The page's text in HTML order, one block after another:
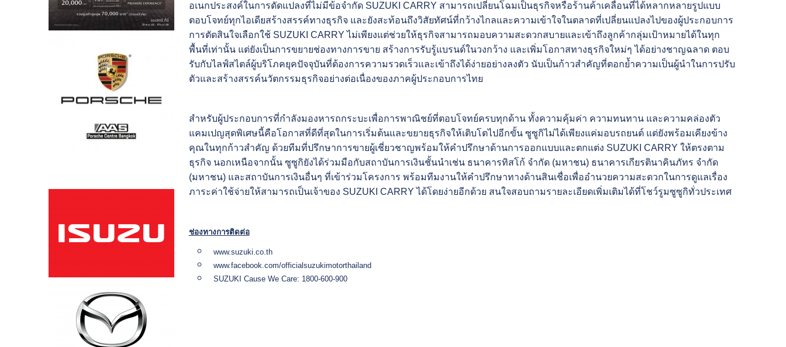
อเนกประสงค์ในการดัดแปลงที่ไม่มีข้อจำกัด SUZUKI CARRY สามารถเปลี่ยนโฉมเป็นธุรกิจหรือร้านค้าเคลื่อนที่ได้หลากหลายรูปแบบ
ตอบโจทย์ทุกไอเดียสร้างสรรค์ทางธุรกิจ และยังสะท้อนถึงวิสัยทัศน์ที่กว้างไกลและความเข้าใจในตลาดที่เปลี่ยนแปลงไปของผู้ประกอบการ
การตัดสินใจเลือกใช้ SUZUKI CARRY ไม่เพียงแต่ช่วยให้ธุรกิจสามารถมอบความสะดวกสบายและเข้าถึงลูกค้ากลุ่มเป้าหมายได้ในทุก
พื้นที่เท่านั้น แต่ยังเป็นการขยายช่องทางการขาย สร้างการรับรู้แบรนด์ในวงกว้าง และเพิ่มโอกาสทางธุรกิจใหม่ๆ ได้อย่างชาญฉลาด ตอบ
รับกับไลฟ์สไตล์ผู้บริโภคยุคปัจจุบันที่ต้องการความรวดเร็วและเข้าถึงได้ง่ายอย่างลงตัว นับเป็นก้าวสำคัญที่ตอกย้ำความเป็นผู้นำในการปรับ
ตัวและสร้างสรรค์นวัตกรรมธุรกิจอย่างต่อเนื่องของภาคผู้ประกอบการไทย
สำหรับผู้ประกอบการที่กำลังมองหารถกระบะเพื่อการพาณิชย์ที่ตอบโจทย์ครบทุกด้าน ทั้งความคุ้มค่า ความทนทาน และความคล่องตัว
แคมเปญสุดพิเศษนี้คือโอกาสที่ดีที่สุดในการเริ่มต้นและขยายธุรกิจให้เติบโตไปอีกขั้น ซูซูกิไม่ได้เพียงแค่มอบรถยนต์ แต่ยังพร้อมเคียงข้าง
คุณในทุกก้าวสำคัญ ด้วยทีมที่ปรึกษาการขายผู้เชี่ยวชาญพร้อมให้คำปรึกษาด้านการออกแบบและตกแต่ง SUZUKI CARRY ให้ตรงตาม
ธุรกิจ นอกเหนือจากนั้น ซูซูกิยังได้ร่วมมือกับสถาบันการเงินชั้นนำเช่น ธนาคารทิสโก้ จำกัด (มหาชน) ธนาคารเกียรตินาคินภัทร จำกัด
(มหาชน) และสถาบันการเงินอื่นๆ ที่เข้าร่วมโครงการ พร้อมทีมงานให้คำปรึกษาทางด้านสินเชื่อเพื่ออำนวยความสะดวกในการดูแลเรื่อง
ภาระค่าใช้จ่ายให้สามารถเป็นเจ้าของ SUZUKI CARRY ได้โดยง่ายอีกด้วย สนใจสอบถามรายละเอียดเพิ่มเติมได้ที่โชว์รูมซูซูกิทั่วประเทศ
ช่องทางการติดต่อ
www.suzuki.co.th
www.facebook.com/officialsuzukimotorthailand
SUZUKI Cause We Care: 1800-600-900